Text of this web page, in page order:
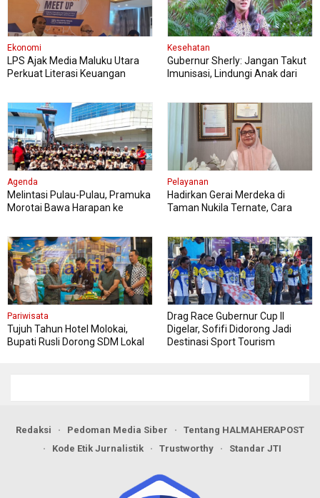
Ekonomi
LPS Ajak Media Maluku Utara
Perkuat Literasi Keuangan
Kesehatan
Gubernur Sherly: Jangan Takut
Imunisasi, Lindungi Anak dari
Agenda
Melintasi Pulau-Pulau, Pramuka
Morotai Bawa Harapan ke
Pelayanan
Hadirkan Gerai Merdeka di
Taman Nukila Ternate, Cara
Pariwisata
Tujuh Tahun Hotel Molokai,
Bupati Rusli Dorong SDM Lokal
Drag Race Gubernur Cup II
Digelar, Sofifi Didorong Jadi
Destinasi Sport Tourism
Redaksi Pedoman Media Siber
Tentang HALMAHERAPOST
Kode Etik Jurnalistik
Trustworthy Standar JTI